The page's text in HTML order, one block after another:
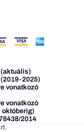
2025)
vonatkozó
vonatkozó
októberig)
2014